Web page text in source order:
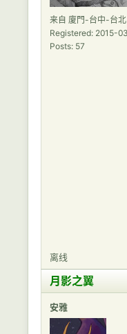
来自 廈門-台中-台北
Registered: 2015-
Posts: 57
离线
月影之翼
安雅